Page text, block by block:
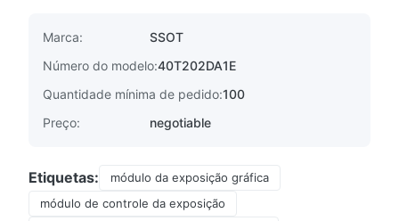
Marca:
SSOT
Número do modelo:40T202DA1E
Quantidade mínima de pedido:100
Preço:
negotiable
Etiquetas:
módulo da exposição gráfica
módulo de controle da exposição